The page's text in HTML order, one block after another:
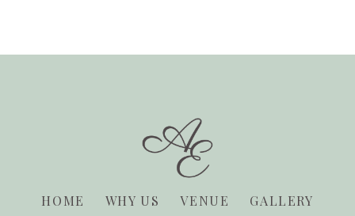
HOME WHY US VENUE
GALLERY